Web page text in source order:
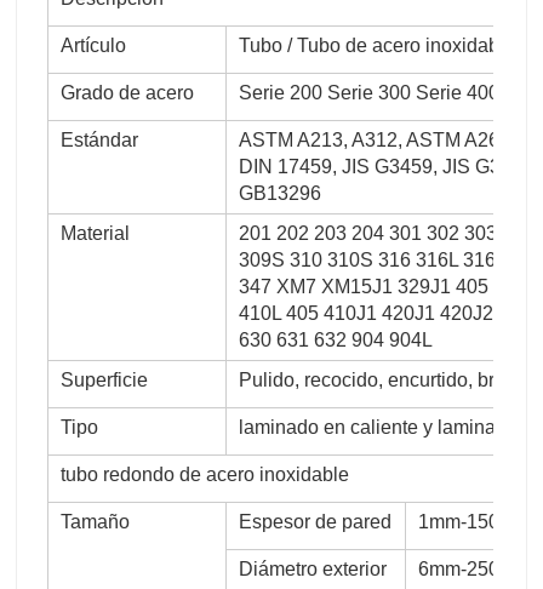
Artículo Tubo / Tubo de acero inoxidable
Grado de acero Serie 200 Serie 300 Serie 400
Estándar
ASTM A213, A312, ASTM A269,
DIN 17459, JIS G3459, JIS
GB13296
Material
201 202 203 204 301 302 303
309S 310 310S 316 316L 316N
347 XM7 XM15J1 329J1 405 408
410L 405 410J1 420J1 420J2
630 631 632 904 904L
Superficie
Pulido, recocido, encurtido,
Tipo laminado en caliente y laminado
tubo redondo de acero inoxidable
Tamaño Espesor de pared 1mm-150mm
Diámetro exterior 6mm-